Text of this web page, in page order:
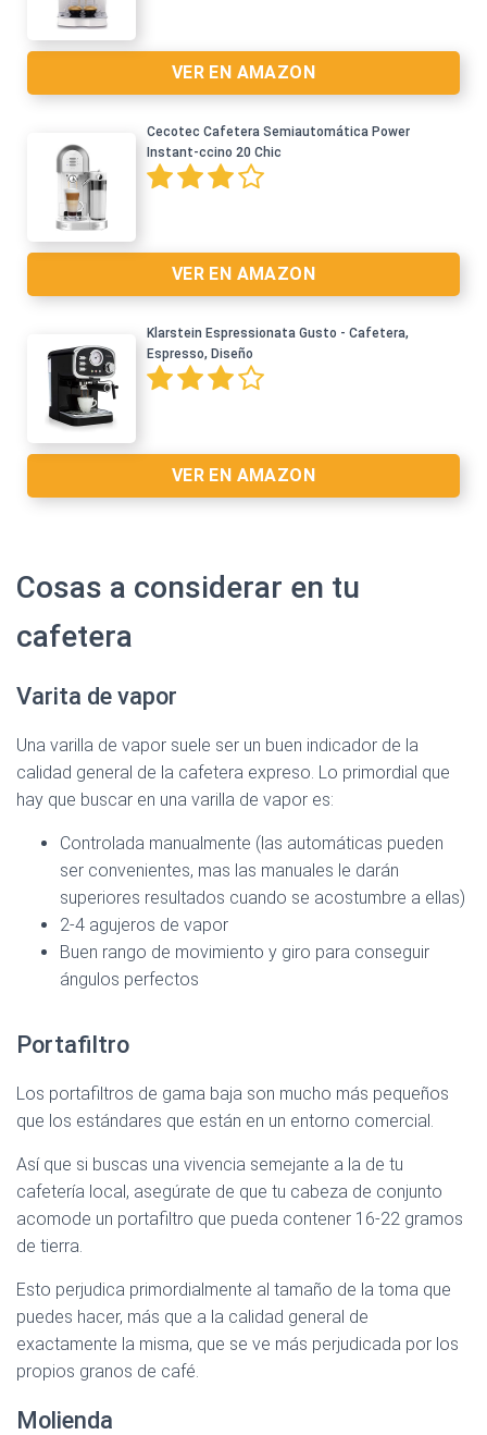
VER EN AMAZON
Cecotec Cafetera Semiautomática Power
Instant-ccino 20 Chic
VER EN AMAZON
Klarstein Espressionata Gusto - Cafetera,
Espresso, Diseño
VER EN AMAZON
Ver en Amazon >
Cosas a considerar en tu
cafetera
Varita de vapor
Una varilla de vapor suele ser un buen indicador de la
calidad general de la cafetera expreso. Lo primordial que
hay que buscar en una varilla de vapor es:
Controlada manualmente (las automáticas pueden
ser convenientes, mas las manuales le darán
superiores resultados cuando se acostumbre a ellas)
2-4 agujeros de vapor
Buen rango de movimiento y giro para conseguir
ángulos perfectos
Portafiltro
Los portafiltros de gama baja son mucho más pequeños
que los estándares que están en un entorno comercial.
Así que si buscas una vivencia semejante a la de tu
cafetería local, asegúrate de que tu cabeza de conjunto
acomode un portafiltro que pueda contener 16-22 gramos
de tierra.
Esto perjudica primordialmente al tamaño de la toma que
puedes hacer, más que a la calidad general de
exactamente la misma, que se ve más perjudicada por los
propios granos de café.
Molienda